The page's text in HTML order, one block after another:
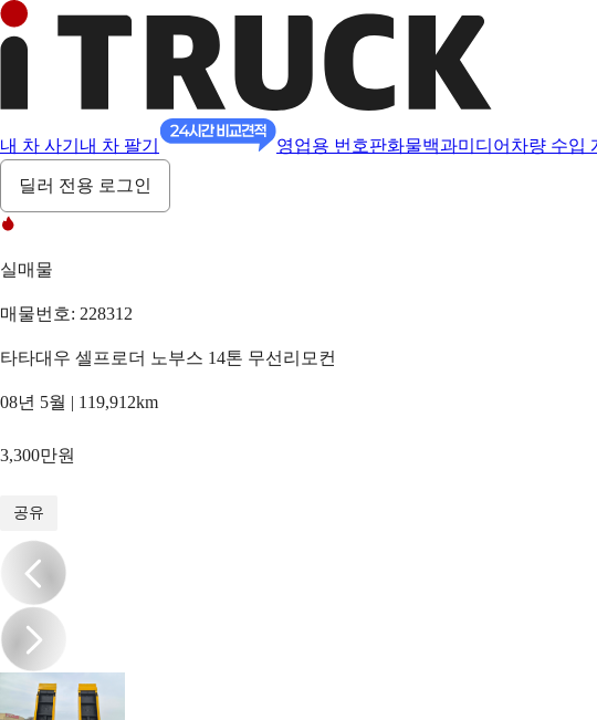
내 차 사기 내 차 팔기 영업용 번호판화물백과미디어 차량 수입
딜러 전용 로그인
실매물
매물번호: 228312
타타대우 셀프로더 노부스 14톤 무선리모컨
08년 5월 | 119,912km
3,300만원
공유
/10